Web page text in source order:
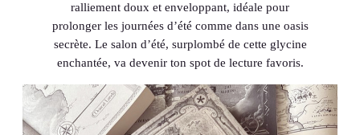
ralliement doux et enveloppant, idéale pour
prolonger les journées d’été comme dans une oasis
secrète. Le salon d’été, surplombé de cette glycine
enchantée, va devenir ton spot de lecture favoris.